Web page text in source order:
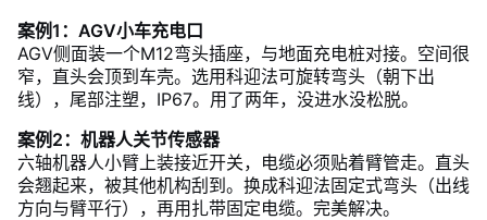
案例1：AGV小车充电口
AGV侧面装一个M12弯头插座，与地面充电桩对接。空间很
窄，直头会顶到车壳。选用科迎法可旋转弯头（朝下出
线），尾部注塑，IP67。用了两年，没进水没松脱。
案例2：机器人关节传感器
六轴机器人小臂上装接近开关，电缆必须贴着臂管走。直头
会翘起来，被其他机构刮到。换成科迎法固定式弯头（出线
方向与臂平行），再用扎带固定电缆。完美解决。